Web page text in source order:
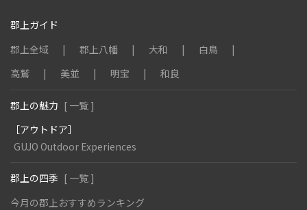
郡上ガイド
郡上全域
郡上八幡 大和
白鳥
高鷲
美並 明宝 和良
郡上の魅力 [ 一覧 ]
［アウトドア］
GUJO Outdoor Experiences
郡上の四季 [ 一覧 ]
今月の郡上おすすめランキング